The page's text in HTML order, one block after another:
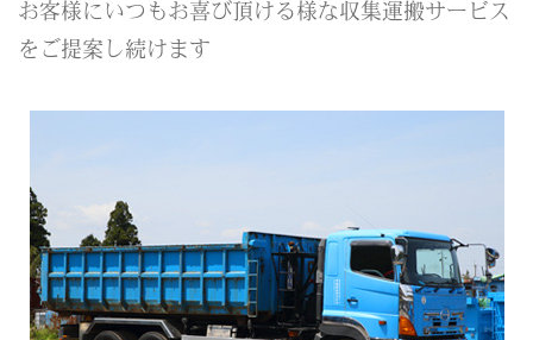
お客様にいつもお喜び頂ける様な収集運搬サービス
をご提案し続けます